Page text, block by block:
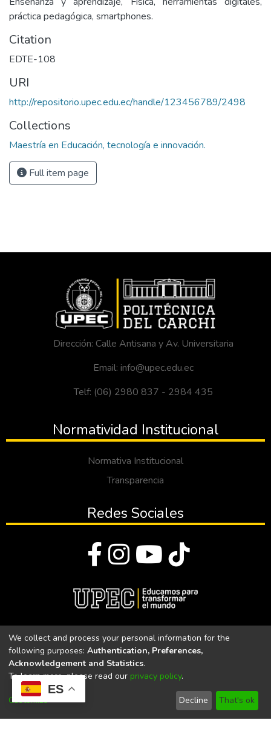
ES
práctica pedagógica, smartphones.
Citation
EDTE-108
URI
http://repositorio.upec.edu.ec/handle/123456789/2498
Collections
Maestría en Educación, tecnología e innovación.
Full item page
Dirección: Calle Antisana y Av. Universitaria
Email: info@upec.edu.ec
Telf: (06) 2980 837 - 2984 435
Normatividad Institucional
Normativa Institucional
Transparencia
Redes Sociales
Universidad Politécnica Estatal del Carchi
Universidad Politécnica Estatal del Carchi | Acreditada por el
CACES Resolución N°. 160-SE-33-CACES-2020
We collect and process your personal information for the
following purposes: Authentication, Preferences,
Acknowledgement and Statistics.
To learn more, please read our privacy policy.
Customize Decline That's ok